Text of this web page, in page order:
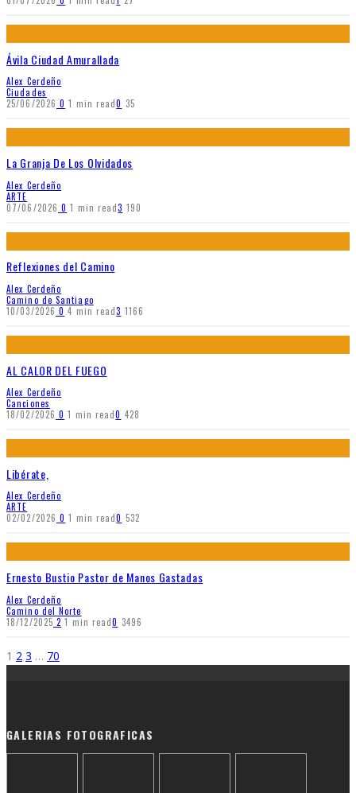
Ávila Ciudad Amurallada
Alex Cerdeño
Ciudades
25/06/2026 0 1 min read0 35
La Granja De Los Olvidados
Alex Cerdeño
ARTE
07/06/2026 0 1 min read3 190
Reflexiones del Camino
Alex Cerdeño
Camino de Santiago
10/03/2026 0 4 min read3 1166
AL CALOR DEL FUEGO
Alex Cerdeño
Canciones
18/02/2026 0 1 min read0 428
Libérate,
Alex Cerdeño
ARTE
02/02/2026 0 1 min read0 532
Ernesto Bustio Pastor de Manos Gastadas
Alex Cerdeño
Camino del Norte
18/12/2025 2 1 min read0 3496
1 2 3 … 70
GALERIAS FOTOGRAFICAS